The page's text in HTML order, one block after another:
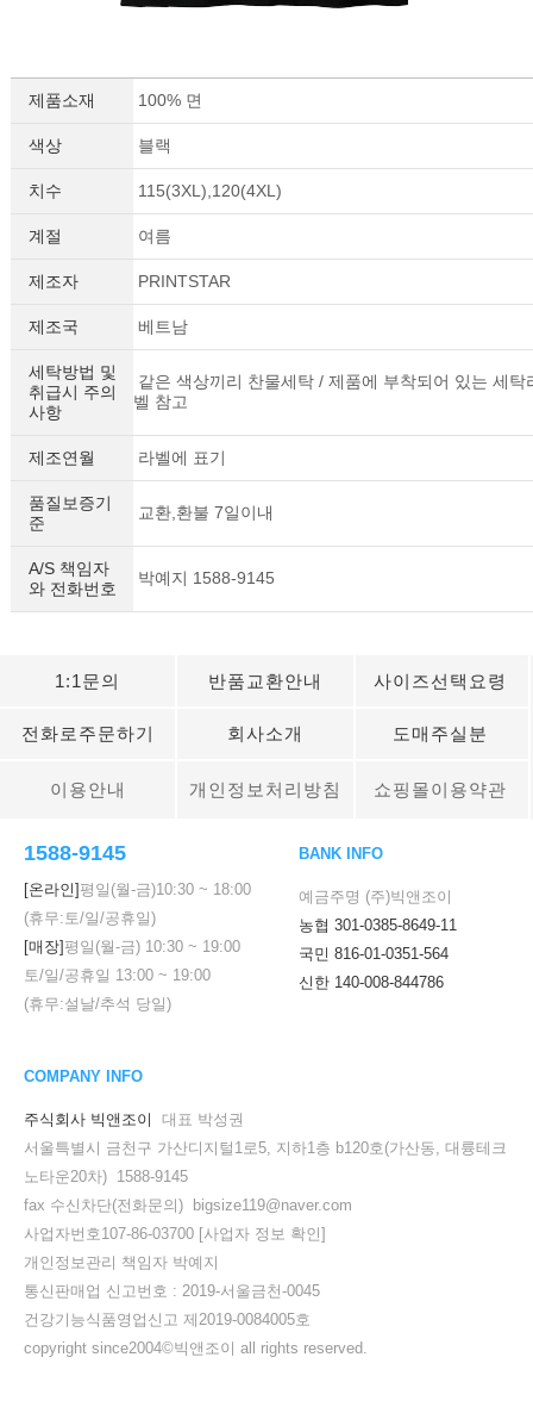
이코 라이프 하
세요!
제품소재 100% 면
색상 블랙
치수 115(3XL),120(4XL)
계절 여름
제조자 PRINTSTAR
제조국 베트남
세탁방법 및
취급시 주의
사항
같은 색상끼리 찬물세탁 / 제품에 부착되어 있는 세탁
벨 참고
제조연월 라벨에 표기
품질보증기
준
교환,환불 7일이내
A/S 책임자
와 전화번호
박예지 1588-9145
1:1문의 반품교환안내 사이즈선택요령
전화로주문하기 회사소개 도매주실분
이용안내 개인정보처리방침 쇼핑몰이용약관
1588-9145
[온라인]평일(월-금)10:30 ~ 18:00
(휴무:토/일/공휴일)
[매장]평일(월-금) 10:30 ~ 19:00
토/일/공휴일 13:00 ~ 19:00
(휴무:설날/추석 당일)
BANK INFO
예금주명 (주)빅앤조이
농협 301-0385-8649-11
국민 816-01-0351-564
신한 140-008-844786
COMPANY INFO
주식회사 빅앤조이
대표 박성권
서울특별시 금천구 가산디지털1로5, 지하1층 b120호(가산동, 대륭테크
노타운20차) 1588-9145
fax 수신차단(전화문의) bigsize119@naver.com
사업자번호107-86-03700 [사업자 정보 확인]
개인정보관리 책임자 박예지
통신판매업 신고번호 : 2019-서울금천-0045
건강기능식품영업신고 제2019-0084005호
copyright since2004©빅앤조이 all rights reserved.